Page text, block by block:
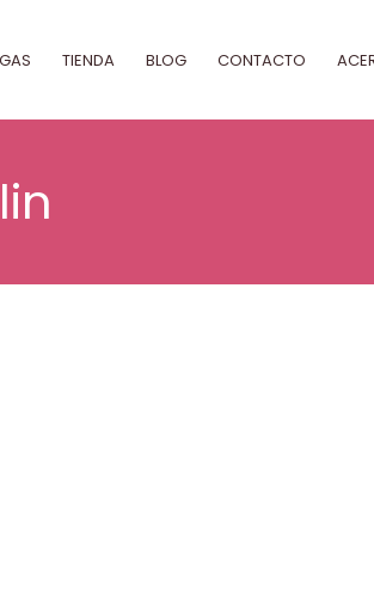
TIENDA BLOG CONTACTO